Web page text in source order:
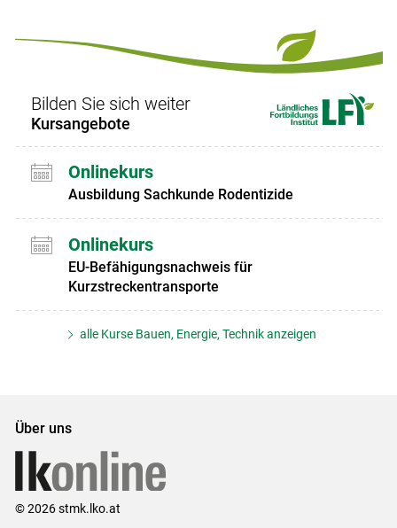
Bilden Sie sich weiter
Kursangebote
Onlinekurs
Ausbildung Sachkunde Rodentizide
Onlinekurs
EU-Befähigungsnachweis für
Kurzstreckentransporte
alle Kurse Bauen, Energie, Technik anzeigen
Über uns
© 2026 stmk.lko.at